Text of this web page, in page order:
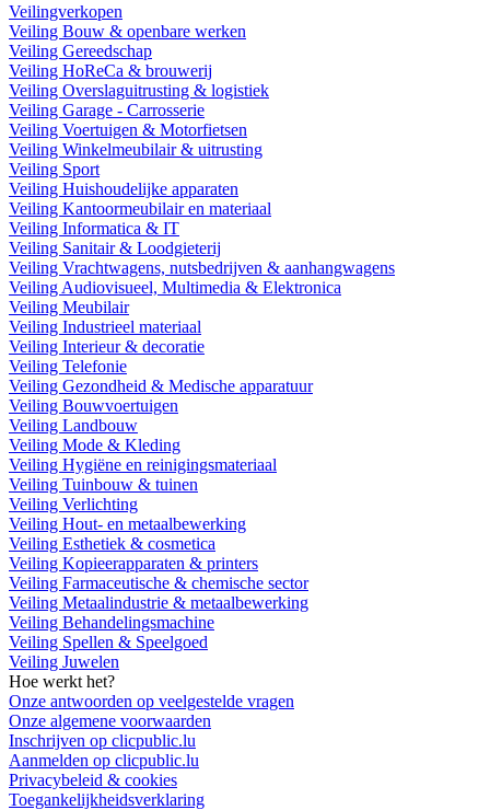
Veilingverkopen
Veiling Bouw & openbare werken
Veiling Gereedschap
Veiling HoReCa & brouwerij
Veiling Overslaguitrusting & logistiek
Veiling Garage - Carrosserie
Veiling Voertuigen & Motorfietsen
Veiling Winkelmeubilair & uitrusting
Veiling Sport
Veiling Huishoudelijke apparaten
Veiling Kantoormeubilair en materiaal
Veiling Informatica & IT
Veiling Sanitair & Loodgieterij
Veiling Vrachtwagens, nutsbedrijven & aanhangwagens
Veiling Audiovisueel, Multimedia & Elektronica
Veiling Meubilair
Veiling Industrieel materiaal
Veiling Interieur & decoratie
Veiling Telefonie
Veiling Gezondheid & Medische apparatuur
Veiling Bouwvoertuigen
Veiling Landbouw
Veiling Mode & Kleding
Veiling Hygiëne en reinigingsmateriaal
Veiling Tuinbouw & tuinen
Veiling Verlichting
Veiling Hout- en metaalbewerking
Veiling Esthetiek & cosmetica
Veiling Kopieerapparaten & printers
Veiling Farmaceutische & chemische sector
Veiling Metaalindustrie & metaalbewerking
Veiling Behandelingsmachine
Veiling Spellen & Speelgoed
Veiling Juwelen
Hoe werkt het?
Onze antwoorden op veelgestelde vragen
Onze algemene voorwaarden
Inschrijven op clicpublic.lu
Aanmelden op clicpublic.lu
Privacybeleid & cookies
Toegankelijkheidsverklaring